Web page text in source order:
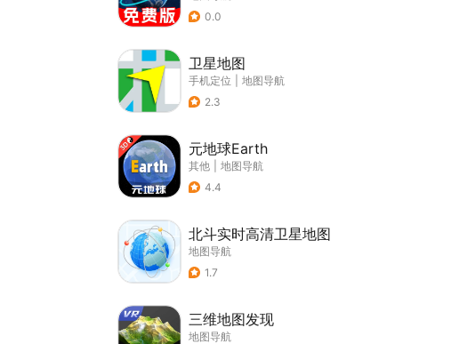
0.0
卫星地图
手机定位
地图导航
2.3
元地球Earth
其他
地图导航
4.4
北斗实时高清卫星地图
地图导航
1.7
三维地图发现
地图导航